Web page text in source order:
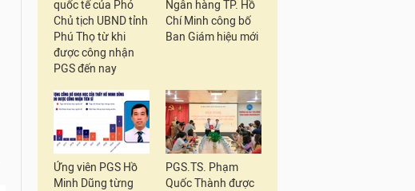
quốc tế của Phó
Chủ tịch UBND tỉnh
Phú Thọ từ khi
được công nhận
PGS đến nay
Ngân hàng TP. Hồ
Chí Minh công bố
Ban Giám hiệu mới
Ứng viên PGS Hồ
Minh Dũng từng
PGS.TS. Phạm
Quốc Thành được